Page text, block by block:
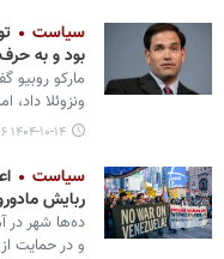
سیاست
بود و به
مارکو روبیو
ونزوئلا داد،
۱۴۰۴-۱۰-۱۴ ۰۸:۳۶
سیاست
ربایش
ده‌ها شهر در
و در حمایت